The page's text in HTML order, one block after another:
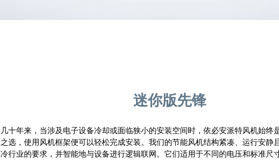
迷你版先锋
几十年来，当涉及电子设备冷却或面临狭小的安装空间时，依必安派特风机始终
之选，使用风机框架便可以轻松完成安装。我们的节能风机结构紧凑、运行安静
冷行业的要求，并智能地与设备进行逻辑联网。它们适用于不同的电压和标准尺